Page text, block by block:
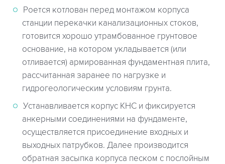
Роется котлован перед монтажом корпуса
станции перекачки канализационных стоков,
готовится хорошо утрамбованное грунтовое
основание, на котором укладывается (или
отливается) армированная фундаментная плита,
рассчитанная заранее по нагрузке и
гидрогеологическим условиям грунта.
Устанавливается корпус КНС и фиксируется
анкерными соединениями на фундаменте,
осуществляется присоединение входных и
выходных патрубков. Далее производится
обратная засыпка корпуса песком с послойным